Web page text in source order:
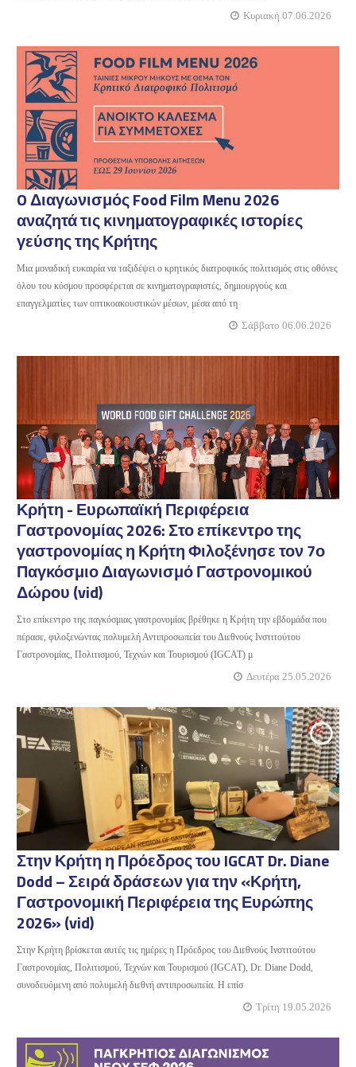
Κυριακή 07.06.2026
O Διαγωνισμός Food Film Menu 2026
αναζητά τις κινηματογραφικές ιστορίες
γεύσης της Κρήτης
Μια μοναδική ευκαιρία να ταξιδέψει ο κρητικός διατροφικός πολιτισμός στις οθόνες
όλου του κόσμου προσφέρεται σε κινηματογραφιστές, δημιουργούς και
επαγγελματίες των οπτικοακουστικών μέσων, μέσα από τη
Σάββατο 06.06.2026
Κρήτη - Ευρωπαϊκή Περιφέρεια
Γαστρονομίας 2026: Στο επίκεντρο της
γαστρονομίας η Κρήτη Φιλοξένησε τον 7ο
Παγκόσμιο Διαγωνισμό Γαστρονομικού
Δώρου (vid)
Στο επίκεντρο της παγκόσμιας γαστρονομίας βρέθηκε η Κρήτη την εβδομάδα που
πέρασε, φιλοξενώντας πολυμελή Αντιπροσωπεία του Διεθνούς Ινστιτούτου
Γαστρονομίας, Πολιτισμού, Τεχνών και Τουρισμού (IGCAT) μ
Δευτέρα 25.05.2026
Στην Κρήτη η Πρόεδρος του IGCAT Dr. Diane
Dodd – Σειρά δράσεων για την «Κρήτη,
Γαστρονομική Περιφέρεια της Ευρώπης
2026» (vid)
Στην Κρήτη βρίσκεται αυτές τις ημέρες η Πρόεδρος του Διεθνούς Ινστιτούτου
Γαστρονομίας, Πολιτισμού, Τεχνών και Τουρισμού (IGCAT), Dr. Diane Dodd,
συνοδευόμενη από πολυμελή διεθνή αντιπροσωπεία. Η επίσ
Τρίτη 19.05.2026